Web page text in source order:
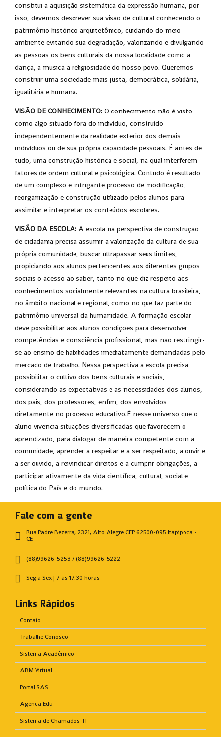
constitui a aquisição sistemática da expressão humana, por
isso, devemos descrever sua visão de cultural conhecendo o
patrimônio histórico arquitetônico, cuidando do meio
ambiente evitando sua degradação, valorizando e divulgando
as pessoas os bens culturais da nossa localidade como a
dança, a musica a religiosidade do nosso povo. Queremos
construir uma sociedade mais justa, democrática, solidária,
igualitária e humana.
VISÃO DE CONHECIMENTO: O conhecimento não é visto
como algo situado fora do indivíduo, construído
independentemente da realidade exterior dos demais
indivíduos ou de sua própria capacidade pessoais. É antes de
tudo, uma construção histórica e social, na qual interferem
fatores de ordem cultural e psicológica. Contudo é resultado
de um complexo e intrigante processo de modificação,
reorganização e construção utilizado pelos alunos para
assimilar e interpretar os conteúdos escolares.
VISÃO DA ESCOLA: A escola na perspectiva de construção
de cidadania precisa assumir a valorização da cultura de sua
própria comunidade, buscar ultrapassar seus limites,
propiciando aos alunos pertencentes aos diferentes grupos
sociais o acesso ao saber, tanto no que diz respeito aos
conhecimentos socialmente relevantes na cultura brasileira,
no âmbito nacional e regional, como no que faz parte do
patrimônio universal da humanidade. A formação escolar
deve possibilitar aos alunos condições para desenvolver
competências e consciência profissional, mas não restringir-
se ao ensino de habilidades imediatamente demandadas pelo
mercado de trabalho. Nessa perspectiva a escola precisa
possibilitar o cultivo dos bens culturais e sociais,
considerando as expectativas e as necessidades dos alunos,
dos pais, dos professores, enfim, dos envolvidos
diretamente no processo educativo.É nesse universo que o
aluno vivencia situações diversificadas que favorecem o
aprendizado, para dialogar de maneira competente com a
comunidade, aprender a respeitar e a ser respeitado, a ouvir e
a ser ouvido, a reivindicar direitos e a cumprir obrigações, a
participar ativamente da vida científica, cultural, social e
política do País e do mundo.
Fale com a gente
Rua Padre Bezerra, 2321, Alto Alegre CEP 62500-095 Itapipoca -
CE
(88)99626-5253 / (88)99626-5222
Seg a Sex | 7 às 17:30 horas
Links Rápidos
Contato
Trabalhe Conosco
Sistema Acadêmico
ABM Virtual
Portal SAS
Agenda Edu
Sistema de Chamados TI